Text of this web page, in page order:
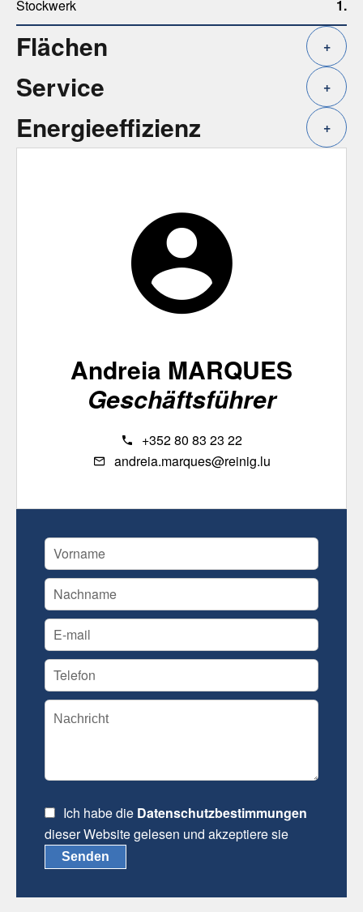
Stockwerk 1.
Flächen +
Service +
Energieeffizienz +
Andreia MARQUES
Geschäftsführer
+352 80 83 23 22
andreia.marques@reinig.lu
Ich habe die Datenschutzbestimmungen
dieser Website gelesen und akzeptiere sie
Senden